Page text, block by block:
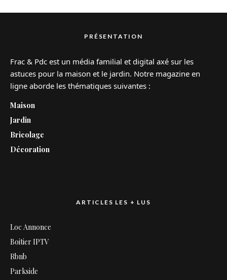
PRÉSENTATION
Frac & Pdc est un média familial et digital axé sur les
astuces pour la maison et le jardin. Notre magazine en
ligne aborde les thématiques suivantes :
Maison
Jardin
Bricolage
Décoration
ARTICLES LES + LUS
Loc Annonce
Boitier IPTV
Rbnb
Parkside